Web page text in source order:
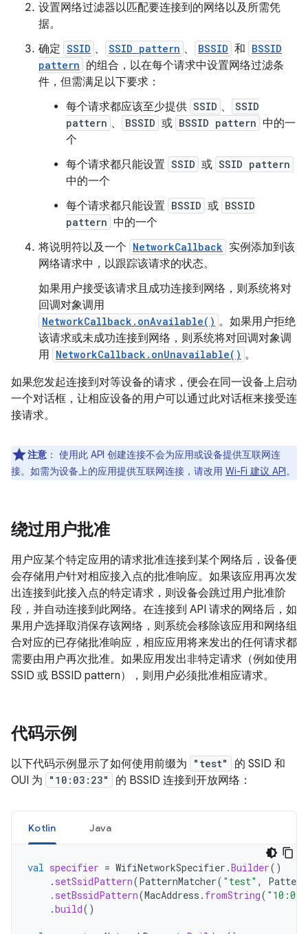
设置网络过滤器以匹配要连接到的网络以及所需凭
据。
确定 SSID 、 SSID pattern 、 BSSID 和 BSSID
pattern 的组合，以在每个请求中设置网络过滤条
件，但需满足以下要求：
每个请求都应该至少提供 SSID 、
SSID
pattern 、 BSSID 或 BSSID pattern 中的一
个
每个请求都只能设置 SSID 或 SSID pattern
中的一个
每个请求都只能设置 BSSID 或 BSSID
pattern 中的一个
将说明符以及一个 NetworkCallback 实例添加到该
网络请求中，以跟踪该请求的状态。
如果用户接受该请求且成功连接到网络，则系统将对
回调对象调用
NetworkCallback.onAvailable() 。如果用户拒绝
该请求或未成功连接到网络，则系统将对回调对象调
用 NetworkCallback.onUnavailable() 。
如果您发起连接到对等设备的请求，便会在同一设备上启动
一个对话框，让相应设备的用户可以通过此对话框来接受连
接请求。
注意 ： 使用此 API 创建连接不会为应用或设备提供互联网连
接。如需为设备上的应用提供互联网连接，请改用 Wi-Fi 建议 API。
绕过用户批准
用户应某个特定应用的请求批准连接到某个网络后，设备便
会存储用户针对相应接入点的批准响应。如果该应用再次发
出连接到此接入点的特定请求，则设备会跳过用户批准阶
段，并自动连接到此网络。在连接到 API 请求的网络后，如
果用户选择取消保存该网络，则系统会移除该应用和网络组
合对应的已存储批准响应，相应应用将来发出的任何请求都
需要由用户再次批准。如果应用发出非特定请求（例如使用
SSID 或 BSSID pattern），则用户必须批准相应请求。
代码示例
以下代码示例显示了如何使用前缀为 "test"
的 SSID 和
OUI 为
"10:03:23" 的 BSSID 连接到开放网络：
Kotlin Java
val specifier = WifiNetworkSpecifier .Builder()
. setSsidPattern(PatternMatcher( "test" ,
. setBssidPattern(MacAddress . fromString(
.build()